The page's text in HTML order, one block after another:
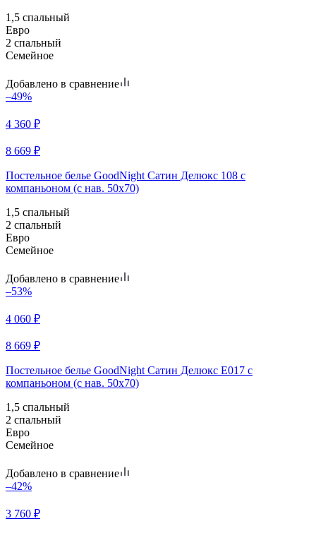
1,5 спальный
Евро
2 спальный
Семейное
Добавлено в сравнение
–49%
4 360 ₽
8 669 ₽
Постельное белье GoodNight Сатин Делюкс 108 с
компаньоном (с нав. 50х70)
1,5 спальный
2 спальный
Евро
Семейное
Добавлено в сравнение
–53%
4 060 ₽
8 669 ₽
Постельное белье GoodNight Сатин Делюкс E017 с
компаньоном (с нав. 50х70)
1,5 спальный
2 спальный
Евро
Семейное
Добавлено в сравнение
–42%
3 760 ₽